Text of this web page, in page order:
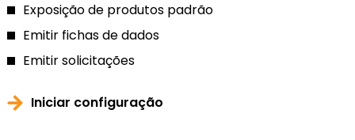
Exposição de produtos padrão
Emitir fichas de dados
Emitir solicitações
Iniciar configuração